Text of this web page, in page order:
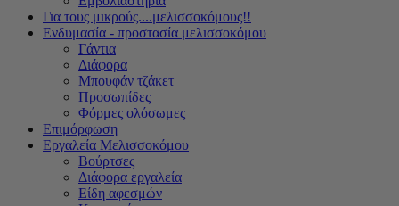
Για τους μικρούς....μελισσοκόμους!!
Ενδυμασία - προστασία μελισσοκόμου
Γάντια
Διάφορα
Μπουφάν τζάκετ
Προσωπίδες
Φόρμες ολόσωμες
Επιμόρφωση
Εργαλεία Μελισσοκόμου
Βούρτσες
Διάφορα εργαλεία
Είδη αφεσμών